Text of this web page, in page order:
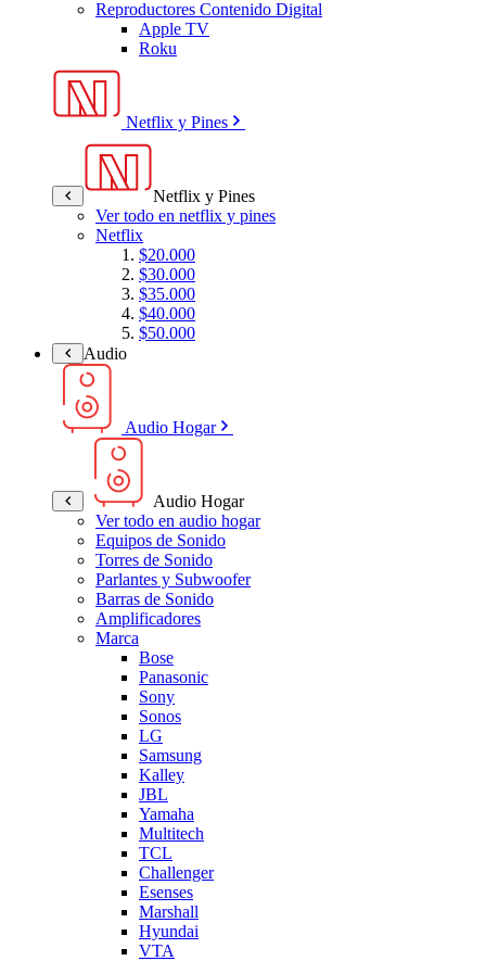
Reproductores Contenido Digital
Apple TV
Roku
Netflix y Pines
Netflix y Pines
Ver todo en netflix y pines
Netflix
$20.000
$30.000
$35.000
$40.000
$50.000
Audio
Audio Hogar
Audio Hogar
Ver todo en audio hogar
Equipos de Sonido
Torres de Sonido
Parlantes y Subwoofer
Barras de Sonido
Amplificadores
Marca
Bose
Panasonic
Sony
Sonos
LG
Samsung
Kalley
JBL
Yamaha
Multitech
TCL
Challenger
Esenses
Marshall
Hyundai
VTA